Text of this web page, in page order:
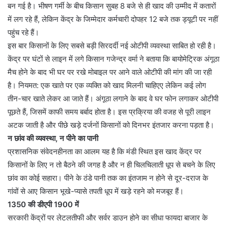
बन गई है। भीषण गर्मी के बीच किसान सुबह 8 बजे से ही खाद की उम्मीद में कतारों
में लग रहे हैं, लेकिन केंद्र के जिम्मेदार कर्मचारी दोपहर 12 बजे तक ड्यूटी पर नहीं
पहुंच रहे हैं।
इस बार किसानों के लिए सबसे बड़ी सिरदर्दी नई ओटीपी व्यवस्था साबित हो रही है।
केंद्र पर घंटों से लाइन में लगे किसान गजेन्द्र वर्मा ने बताया कि बायोमेट्रिक अंगूठा
मैच होने के बाद भी घर पर रखे मोबाइल पर आने वाले ओटीपी की मांग की जा रही
है। नियमत: एक खाते पर एक व्यक्ति को खाद मिलनी चाहिएए लेकिन कई लोग
तीन-चार खाते लेकर आ जाते हैं। अंगूठा लगाने के बाद वे घर फोन लगाकर ओटीपी
पूछते हैं, जिसमें काफी समय बर्बाद होता है। इस प्रक्रिया की वजह से पूरी लाइन
अटक जाती है और पीछे खड़े दर्जनों किसानों को दिनभर इंतजार करना पड़ता है।
न छांव की व्यवस्था, न पीने का पानी
प्रशासनिक संवेदनहीनता का आलम यह है कि मंडी स्थित इस खाद केंद्र पर
किसानों के लिए न तो बैठने की जगह है और न ही चिलचिलाती धूप से बचने के लिए
छांव का कोई सहारा। पीने के ठंडे पानी तक का इंतजाम न होने से दूर-दराज के
गांवों से आए किसान भूखे-प्यासे तपती धूप में खड़े रहने को मजबूर हैं।
1350 की डीएपी 1900 में
सरकारी केंद्रों पर लेटलतीफी और सर्वर डाउन होने का सीधा फायदा बाजार के